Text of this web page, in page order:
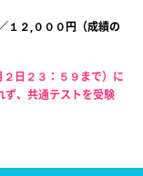
１２,０００円（成績の
日２３：５９まで）に
ず、共通テストを受験